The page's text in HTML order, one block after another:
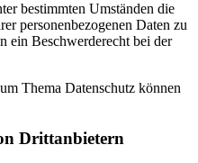
bestimmten Umständen die
personenbezogenen Daten zu
ein Beschwerderecht bei der
Thema Datenschutz können
Dritt­anbietern